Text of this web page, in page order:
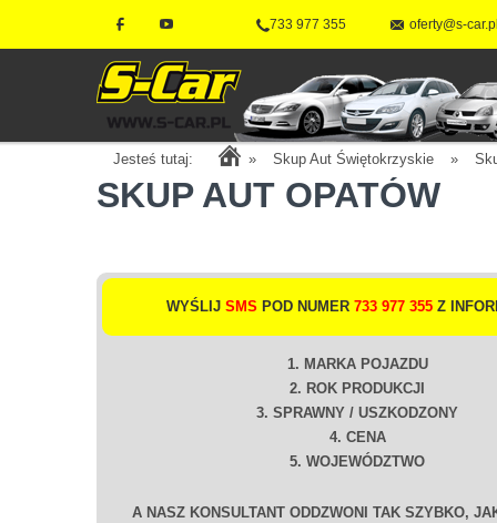
733 977 355 oferty@s-car.pl
Jesteś tutaj: » Skup Aut Świętokrzyskie »
SKUP AUT OPATÓW
WYŚLIJ SMS POD NUMER 733 977 355Z
1. MARKA POJAZDU
2. ROK PRODUKCJI
3. SPRAWNY / USZKODZONY
4. CENA
5. WOJEWÓDZTWO
A NASZ KONSULTANT ODDZWONI TAK SZYBKO,